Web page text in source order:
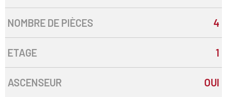
NOMBRE DE PIÈCES 4
ETAGE 1
ASCENSEUR OUI